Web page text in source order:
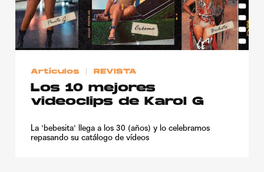
Artículos REVISTA
Los 10 mejores
videoclips de Karol G
La 'bebesita' llega a los 30 (años) y lo celebramos
repasando su catálogo de vídeos